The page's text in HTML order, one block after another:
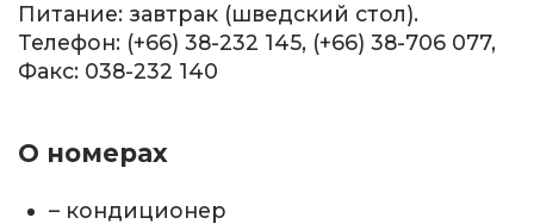
Питание: завтрак (шведский стол).
Телефон: (+66) 38-232 145, (+66) 38-706 077,
Факс: 038-232 140
О номерах
– кондиционер